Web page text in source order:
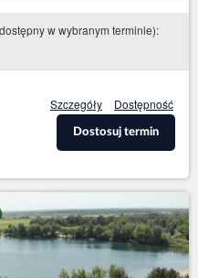
w wybranym terminie):
Szczegóły Dostępność
Dostosuj termin